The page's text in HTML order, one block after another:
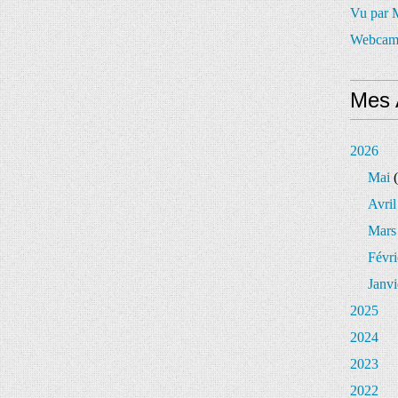
Vu par
Mes
2026
Mai
Avril
Mars
2025
2024
2023
2022